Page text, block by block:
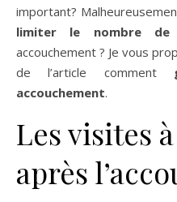
important?
limiter le nombre de
accouchement ? Je vous
de l’article comment
accouchement.
Les visites
après